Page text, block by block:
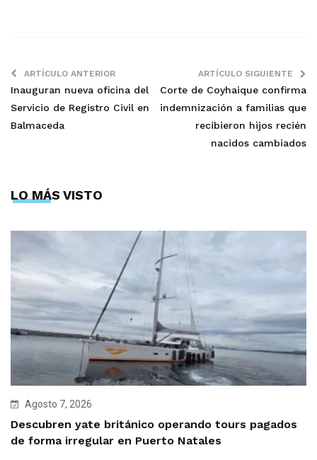
ARTÍCULO ANTERIOR
Inauguran nueva oficina del
Servicio de Registro Civil en
Balmaceda
ARTÍCULO SIGUIENTE
Corte de Coyhaique confirma
indemnización a familias que
recibieron hijos recién
nacidos cambiados
LO MÁS VISTO
Agosto 7, 2026
Descubren yate británico operando tours pagados
de forma irregular en Puerto Natales